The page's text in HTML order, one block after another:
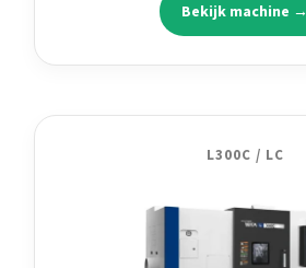
Bekijk machine →
L300C / LC